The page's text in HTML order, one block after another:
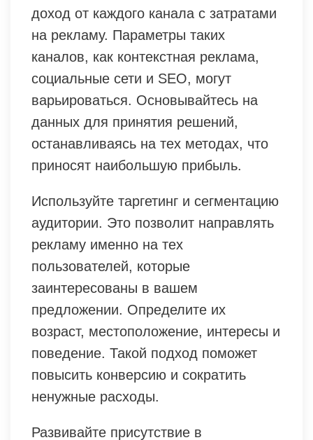
доход от каждого канала с затратами
на рекламу. Параметры таких
каналов, как контекстная реклама,
социальные сети и SEO, могут
варьироваться. Основывайтесь на
данных для принятия решений,
останавливаясь на тех методах, что
приносят наибольшую прибыль.
Используйте таргетинг и сегментацию
аудитории. Это позволит направлять
рекламу именно на тех
пользователей, которые
заинтересованы в вашем
предложении. Определите их
возраст, местоположение, интересы и
поведение. Такой подход поможет
повысить конверсию и сократить
ненужные расходы.
Развивайте присутствие в